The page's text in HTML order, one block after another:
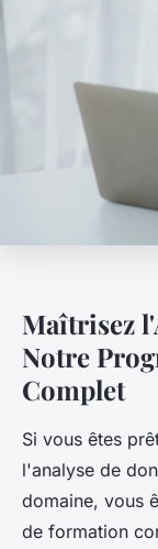
Maîtrisez
Notre
Complet
Si vous êtes
l'analyse de
domaine, vous
de formation